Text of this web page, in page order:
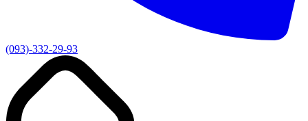
(093)-332-29-93